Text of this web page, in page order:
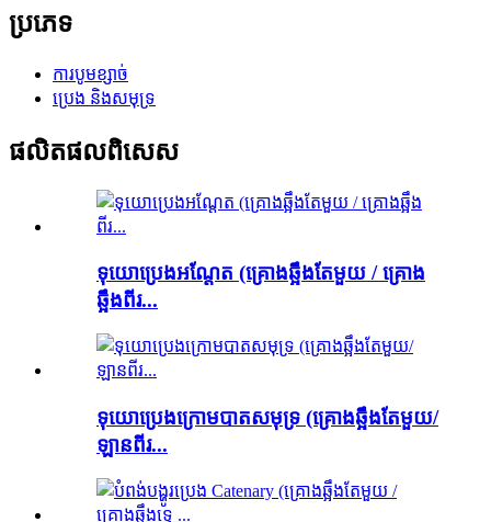
ប្រភេទ
ការបូមខ្សាច់
ប្រេង និងសមុទ្រ
ផលិតផលពិសេស
ទុយោប្រេងអណ្តែត (គ្រោងឆ្អឹងតែមួយ / គ្រោង
ឆ្អឹងពីរ...
ទុយោប្រេងក្រោមបាតសមុទ្រ (គ្រោងឆ្អឹងតែមួយ/
ឡានពីរ...